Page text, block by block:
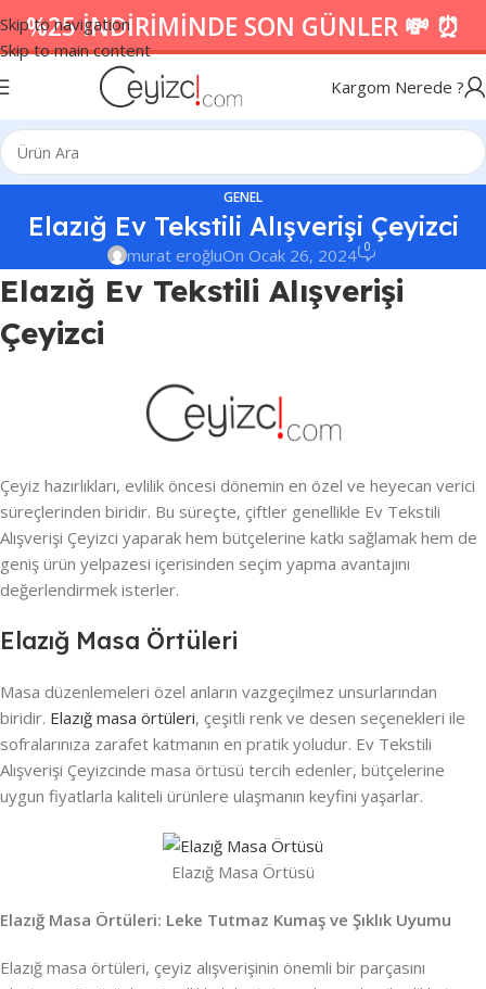
Skip to navigation
Skip to main content
%25 İNDİRİMİNDE SON GÜNLER 💸 ⏰
Kargom Nerede ?
GENEL
Elazığ Ev Tekstili Alışverişi Çeyizci
murat eroğluOn Ocak 26, 2024 0
Elazığ Ev Tekstili Alışverişi
Çeyizci
Çeyiz hazırlıkları, evlilik öncesi dönemin en özel ve heyecan verici
süreçlerinden biridir. Bu süreçte, çiftler genellikle Ev Tekstili
Alışverişi Çeyizci yaparak hem bütçelerine katkı sağlamak hem de
geniş ürün yelpazesi içerisinden seçim yapma avantajını
değerlendirmek isterler.
Elazığ Masa Örtüleri
Masa düzenlemeleri özel anların vazgeçilmez unsurlarından
biridir. Elazığ masa örtüleri, çeşitli renk ve desen seçenekleri ile
sofralarınıza zarafet katmanın en pratik yoludur. Ev Tekstili
Alışverişi Çeyizcinde masa örtüsü tercih edenler, bütçelerine
uygun fiyatlarla kaliteli ürünlere ulaşmanın keyfini yaşarlar.
Elazığ Masa Örtüsü
Elazığ Masa Örtüleri: Leke Tutmaz Kumaş ve Şıklık Uyumu
Elazığ masa örtüleri, çeyiz alışverişinin önemli bir parçasını